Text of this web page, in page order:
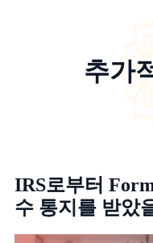
추가
IRS로부터
수 통지를 받았